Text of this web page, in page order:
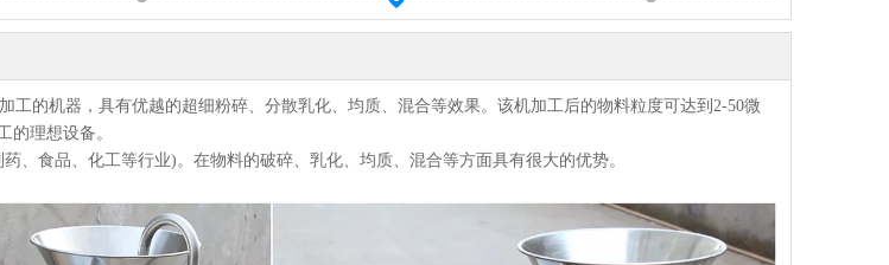
工的机器，具有优越的超细粉碎、分散乳化、均质、混合等效果。该机加工后的物料粒度可达到2-50微
的理想设备。
、食品、化工等行业)。在物料的破碎、乳化、均质、混合等方面具有很大的优势。